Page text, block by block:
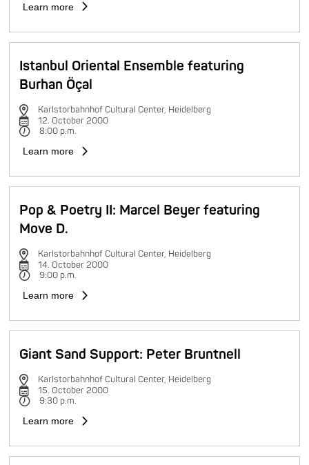
Learn more
Istanbul Oriental Ensemble featuring
Burhan Öçal
Karlstorbahnhof Cultural Center, Heidelberg
12. October 2000
8:00 p.m.
Learn more
Pop & Poetry II: Marcel Beyer featuring
Move D.
Karlstorbahnhof Cultural Center, Heidelberg
14. October 2000
9:00 p.m.
Learn more
Giant Sand Support: Peter Bruntnell
Karlstorbahnhof Cultural Center, Heidelberg
15. October 2000
9:30 p.m.
Learn more